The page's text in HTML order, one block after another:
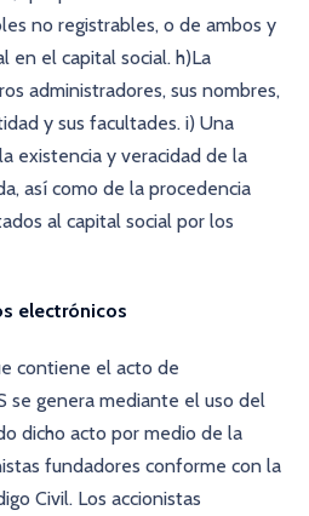
no registrables, o de ambos y
en el capital social. h)La
administradores, sus nombres,
y sus facultades. i) Una
existencia y veracidad de la
así como de la procedencia
al capital social por los
electrónicos
contiene el acto de
se genera mediante el uso del
dicho acto por medio de la
fundadores conforme con la
Civil. Los accionistas